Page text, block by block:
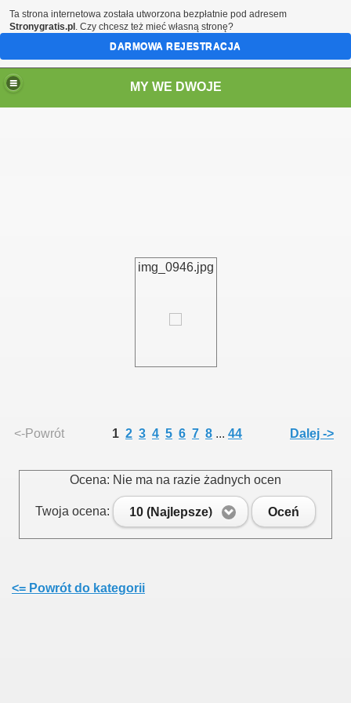
MY WE DWOJE
img_0946.jpg
<-Powrót 1 2 3 4 5 6 7 8 ... 44 Dalej ->
Ocena: Nie ma na razie żadnych ocen
Twoja ocena: 10 (Najlepsze) Oceń
<= Powrót do kategorii
Ta strona internetowa została utworzona bezpłatnie pod adresem
Stronygratis.pl . Czy chcesz też mieć własną stronę?
DARMOWA REJESTRACJA